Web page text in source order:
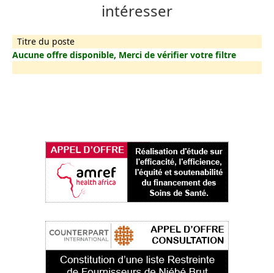
intéresser
Titre du poste
Aucune offre disponible, Merci de vérifier votre filtre